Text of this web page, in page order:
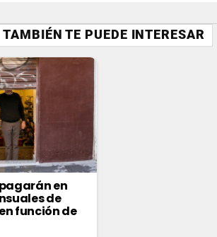
TAMBIÉN TE PUEDE INTERESAR
en
de
función de